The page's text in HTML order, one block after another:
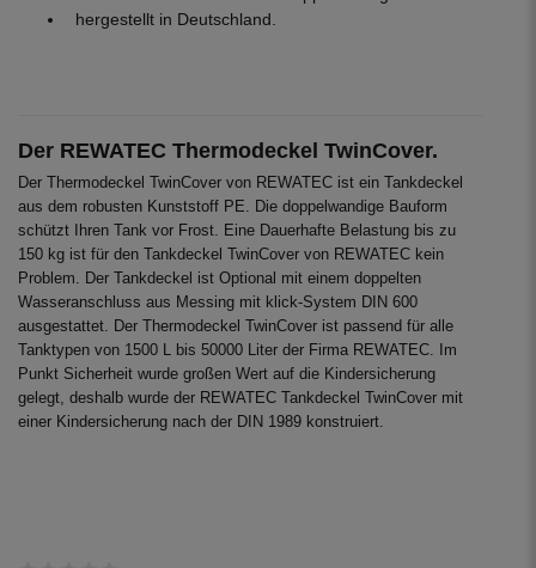
hergestellt in Deutschland.
Der REWATEC Thermodeckel TwinCover.
Der Thermodeckel TwinCover von REWATEC ist ein Tankdeckel
aus dem robusten Kunststoff PE. Die doppelwandige Bauform
schützt Ihren Tank vor Frost. Eine Dauerhafte Belastung bis zu
150 kg ist für den Tankdeckel TwinCover von REWATEC kein
Problem. Der Tankdeckel ist Optional mit einem doppelten
Wasseranschluss aus Messing mit klick-System DIN 600
ausgestattet. Der Thermodeckel TwinCover ist passend für alle
Tanktypen von 1500 L bis 50000 Liter der Firma REWATEC. Im
Punkt Sicherheit wurde großen Wert auf die Kindersicherung
gelegt, deshalb wurde der REWATEC Tankdeckel TwinCover mit
einer Kindersicherung nach der DIN 1989 konstruiert.